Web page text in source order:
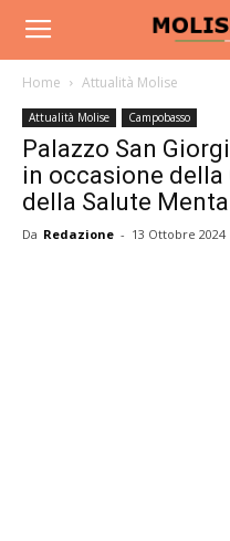
Home Attualità Molise
Attualità Molise Campobasso
Palazzo San
in occasione
della Salute
Da Redazione - 13 Ottobre 2024